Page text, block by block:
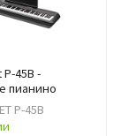
45B -
пианино
P-45B